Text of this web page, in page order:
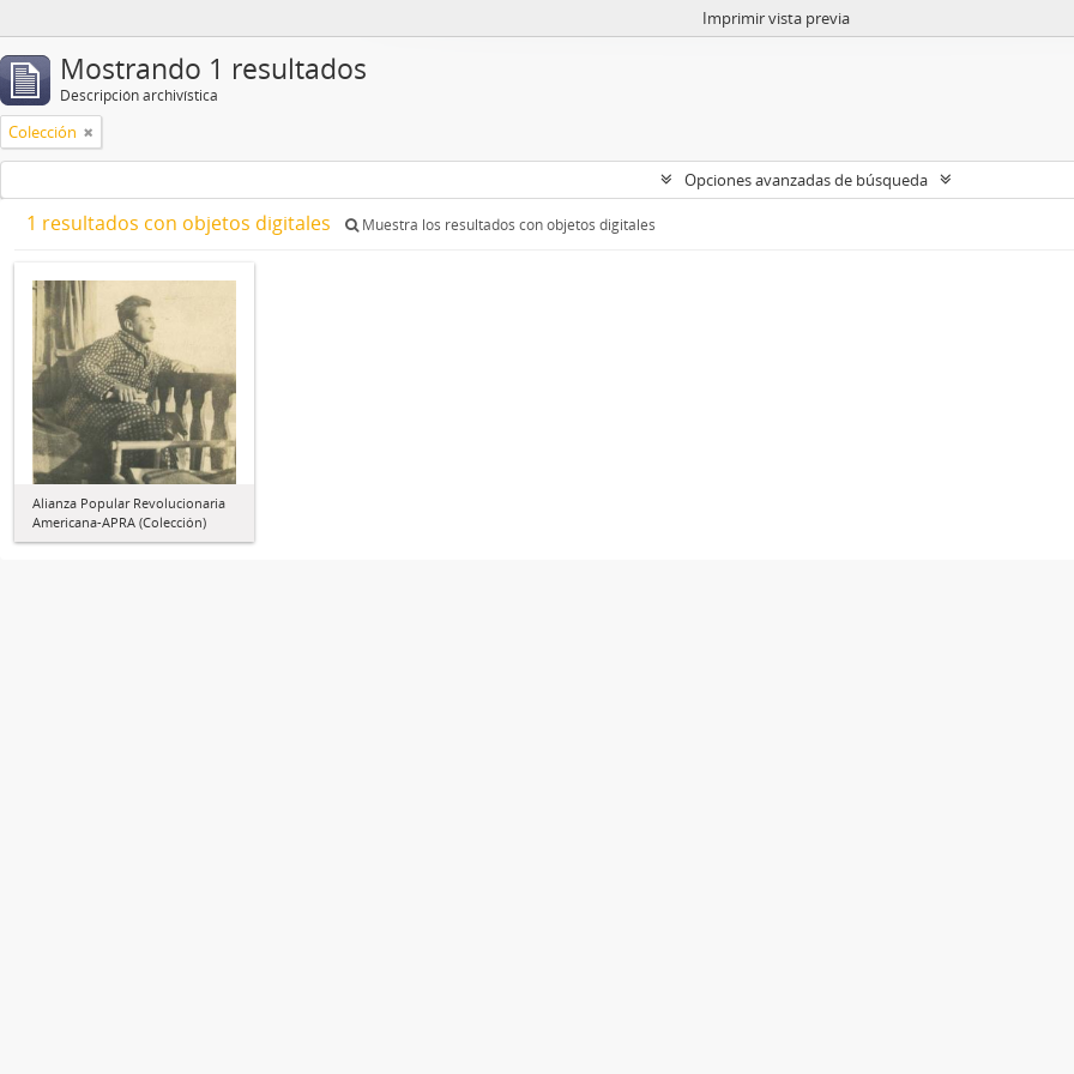
Imprimir vista previa
Mostrando 1 resultados
Descripción archivística
Colección
Opciones avanzadas de búsqueda
1 resultados con objetos digitales Muestra los resultados con objetos digitales
Alianza Popular Revolucionaria
Americana-APRA (Colección)